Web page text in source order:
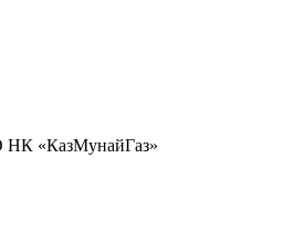
НК «КазМунайГаз»